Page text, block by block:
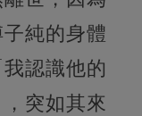
純的身體
認識他的
突如其來